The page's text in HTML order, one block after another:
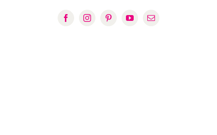
FacebookInstagramPinterestYouTube
E-